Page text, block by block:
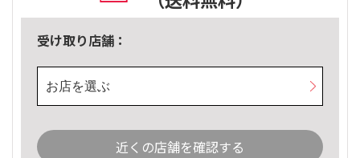
受け取り店舗：
お店を選ぶ
近くの店舗を確認する